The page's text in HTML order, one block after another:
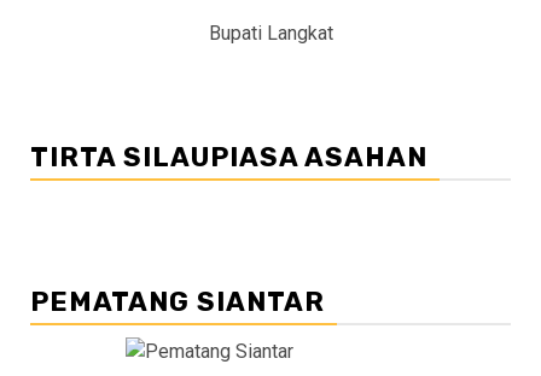
Bupati Langkat
TIRTA SILAUPIASA ASAHAN
PEMATANG SIANTAR